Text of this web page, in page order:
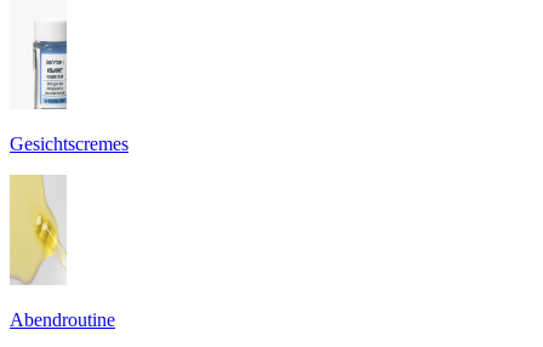
Gesichtscremes
Abendroutine